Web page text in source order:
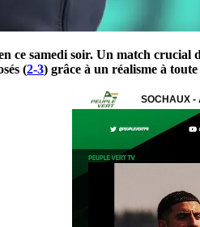
ce samedi soir. Un match
(2-3) grâce à un réalisme à